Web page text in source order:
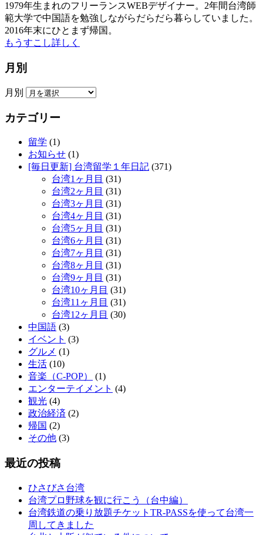
1979年生まれのフリーランスWEBデザイナー。2年間台湾師
範大学で中国語を勉強しながらだらだら暮らしていました。
2016年末にひとまず帰国。
もうすこし詳しく
月別
月別
カテゴリー
留学 (1)
お知らせ (1)
[毎日更新] 台湾留学１年日記 (371)
台湾1ヶ月目 (31)
台湾2ヶ月目 (31)
台湾3ヶ月目 (31)
台湾4ヶ月目 (31)
台湾5ヶ月目 (31)
台湾6ヶ月目 (31)
台湾7ヶ月目 (31)
台湾8ヶ月目 (31)
台湾9ヶ月目 (31)
台湾10ヶ月目 (31)
台湾11ヶ月目 (31)
台湾12ヶ月目 (30)
中国語 (3)
イベント (3)
グルメ (1)
生活 (10)
音楽（C-POP）
(1)
エンターテイメント (4)
観光 (4)
政治経済 (2)
帰国 (2)
その他 (3)
最近の投稿
ひさびさ台湾
台湾プロ野球を観に行こう（台中編）
台湾鉄道の乗り放題チケットTR-PASSを使って台湾一
周してきました